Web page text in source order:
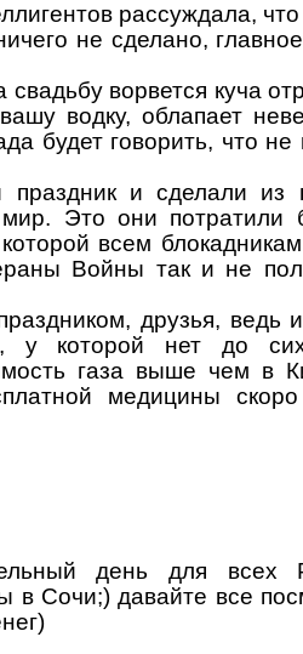
рассуждала,
не сделано,
свадьбу ворвется куча
водку, облапает
будет говорить, что не
праздник и сделали из
Это они потратили
всем
Войны так и не
друзья, ведь
у которой нет до
газа выше чем в
медицины
день для всех
в Сочи;) давайте все